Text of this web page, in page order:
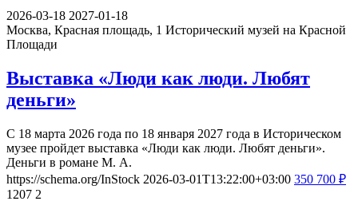
2026-03-18 2027-01-18
Москва, Красная площадь, 1 Исторический музей на Красной
Площади
Выставка «Люди как люди. Любят
деньги»
С 18 марта 2026 года по 18 января 2027 года в Историческом
музее пройдет выставка «Люди как люди. Любят деньги».
Деньги в романе М. А.
https://schema.org/InStock 2026-03-01T13:22:00+03:00 350 700 ₽
1207 2